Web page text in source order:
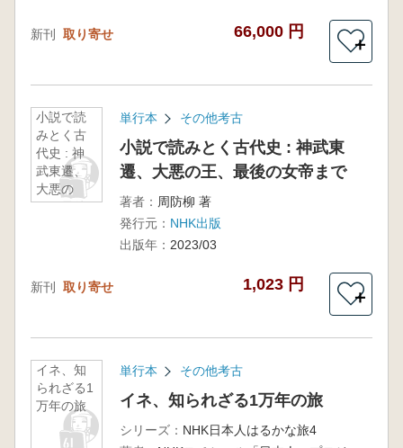
新刊 取り寄せ 66,000 円
＋
小説で読
みとく古
代史 : 神
武東遷、
大悪の
王、最後
単行本 その他考古
小説で読みとく古代史 : 神武東
遷、大悪の王、最後の女帝まで
著者： 周防柳 著
発行元： NHK出版
出版年： 2023/03
新刊 取り寄せ 1,023 円
＋
イネ、知
られざる1
万年の旅
単行本 その他考古
イネ、知られざる1万年の旅
シリーズ： NHK日本人はるかな旅4